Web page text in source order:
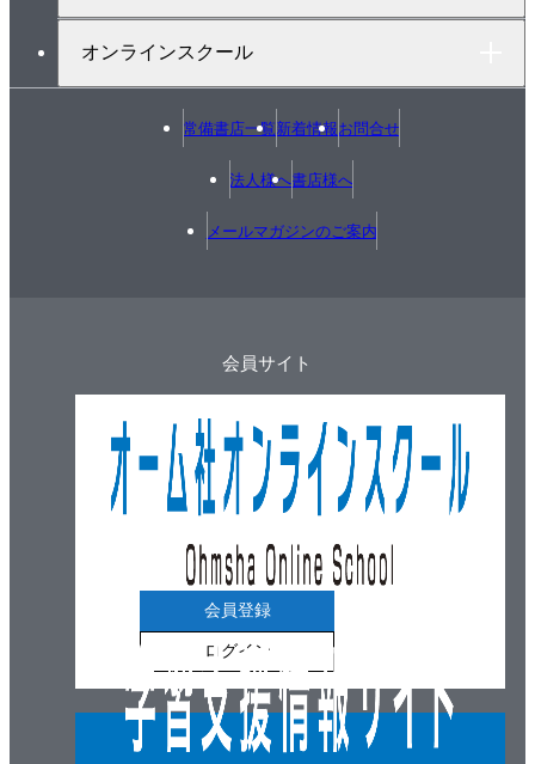
オンラインスクール
常備書店一覧新着情報お問合せ
法人様へ書店様へ
メールマガジンのご案内
会員サイト
会員登録
ログイン